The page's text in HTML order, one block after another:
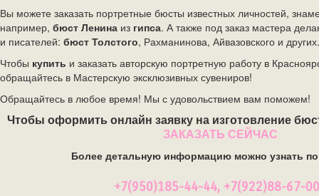
Вы можете заказать портретные бюсты известных личностей,
например, бюст Ленина из гипса. А также под заказ мастера
и писателей: бюст Толстого, Рахманинова, Айвазовского и других.
Чтобы купить и заказать авторскую портретную работу в
обращайтесь в Мастерскую эксклюзивных сувениров!
Обращайтесь в любое время! Мы с удовольствием вам поможем!
Чтобы оформить онлайн заявку на изготовление
ЗАКАЗАТЬ СЕЙЧАС
Более детальную информацию можно узнать
+7(950)185-44-44, +7(922)88-67-